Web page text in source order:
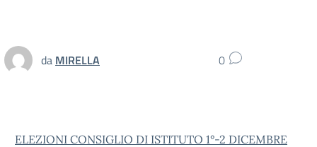
da MIRELLA 0
ELEZIONI CONSIGLIO DI ISTITUTO 1°-2 DICEMBRE